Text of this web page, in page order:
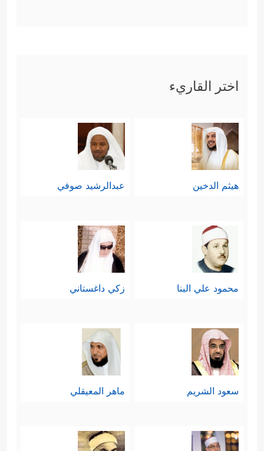
اختر القاريء
هيثم الدخين عبدالرشيد صوفي
محمود علي البنا زكي داغستاني
سعود الشريم ماهر المعيقلي